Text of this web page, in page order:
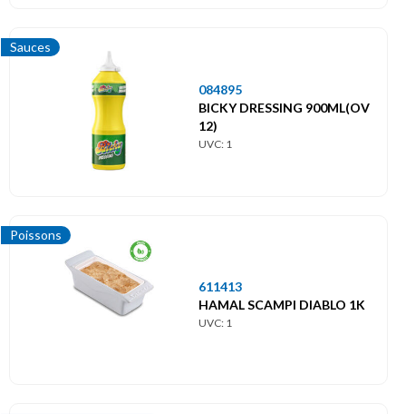
Sauces
084895
BICKY DRESSING 900ML(OV
12)
UVC: 1
Poissons
611413
HAMAL SCAMPI DIABLO 1K
UVC: 1